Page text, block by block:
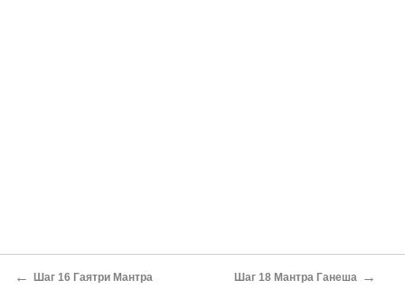
← Шаг 16 Гаятри Мантра Шаг 18 Мантра Ганеша →